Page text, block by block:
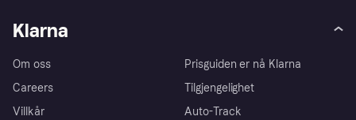
Klarna
Om oss
Careers
Villkår
Prisguiden er nå Klarna
Tilgjengelighet
Auto-Track